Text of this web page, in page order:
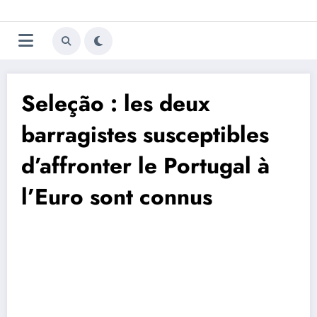
au
contenu
Trivela
L'actualité du football
Seleção : les deux
barragistes susceptibles
d’affronter le Portugal à
l’Euro sont connus